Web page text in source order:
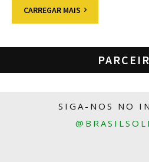
CARREGAR MAIS
SIGA-NOS NO